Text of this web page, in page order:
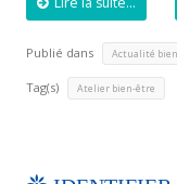
Publié dans Actualité
Tag(s) Atelier bien-être